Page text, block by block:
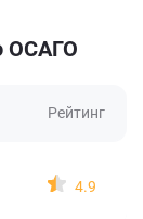
ОСАГО
Рейтинг
4.9